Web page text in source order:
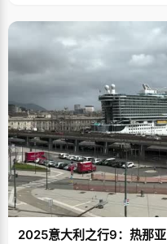
2025意大利之行9：热那亚